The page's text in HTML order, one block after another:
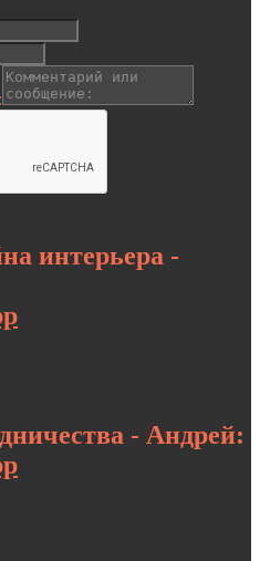
интерьера -
- Андрей: